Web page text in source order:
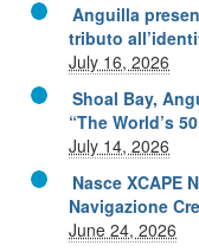
Anguilla
tributo
July 16, 2026
Shoal Bay,
“The World’s
July 14, 2026
Nasce XCAPE
Navigazione
June 24, 2026